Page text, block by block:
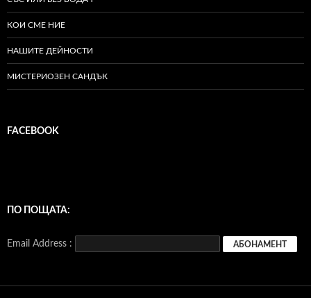
КОИ СМЕ НИЕ
НАШИТЕ ДЕЙНОСТИ
МИСТЕРИОЗЕН САНДЪК
FACEBOOK
ПО ПОЩАТА:
Email Address :